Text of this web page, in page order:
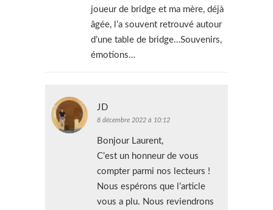
joueur de bridge et ma mère, déjà
âgée, l’a souvent retrouvé autour
d’une table de bridge…Souvenirs,
émotions…
JD
8 décembre 2022 à 10:12
Bonjour Laurent,
C’est un honneur de vous
compter parmi nos lecteurs !
Nous espérons que l’article
vous a plu. Nous reviendrons